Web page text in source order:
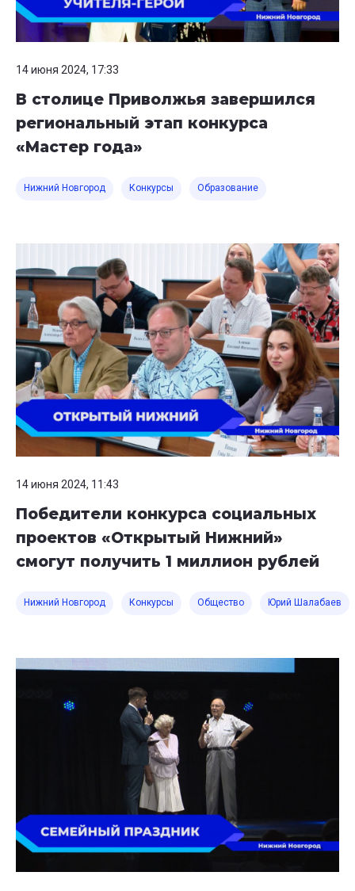
14 июня 2024, 17:33
В столице Приволжья завершился
региональный этап конкурса
«Мастер года»
Нижний Новгород Конкурсы Образование
14 июня 2024, 11:43
Победители конкурса социальных
проектов «Открытый Нижний»
смогут получить 1 миллион рублей
Нижний Новгород Конкурсы Общество Юрий Шалабаев